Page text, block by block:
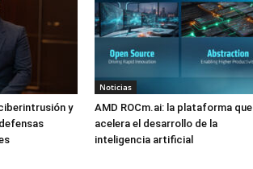
y
Noticias
AMD ROCm.ai: la plataforma que
acelera el desarrollo de la
inteligencia artificial